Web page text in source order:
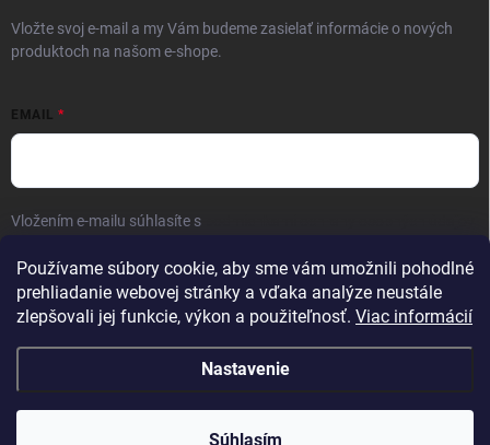
Používame súbory cookie, aby sme vám umožnili pohodlné
prehliadanie webovej stránky a vďaka analýze neustále
zlepšovali jej funkcie, výkon a použiteľnosť. Viac informácií
Nastavenie
Súhlasím
Vložte svoj e-mail a my Vám budeme zasielať informácie o nových
produktoch na našom e-shope.
EMAIL
Vložením e-mailu súhlasíte s
Prihlásiť sa
Kaliber SP s.r.o. . Všetky práva vyhradené.